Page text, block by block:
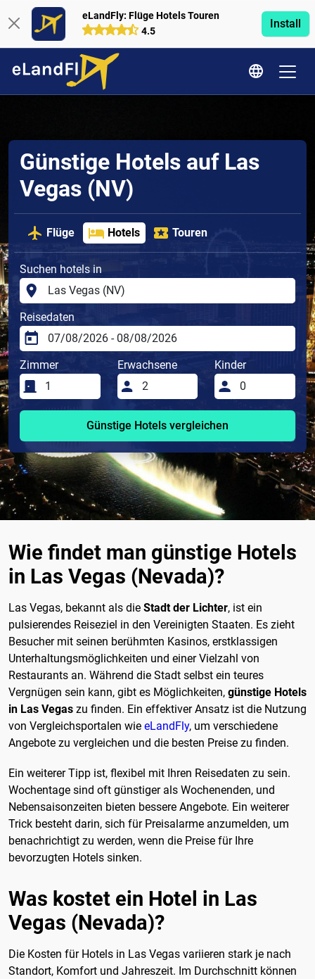
eLandFly: Flüge Hotels Touren
4.5
Install
Günstige Hotels auf Las
Vegas (NV)
Flüge Hotels Touren
Suchen hotels in
Reisedaten
Zimmer Erwachsene Kinder
Günstige Hotels vergleichen
Wie findet man günstige Hotels
in Las Vegas (Nevada)?
Las Vegas, bekannt als die Stadt der Lichter, ist ein
pulsierendes Reiseziel in den Vereinigten Staaten. Es zieht
Besucher mit seinen berühmten Kasinos, erstklassigen
Unterhaltungsmöglichkeiten und einer Vielzahl von
Restaurants an. Während die Stadt selbst ein teures
Vergnügen sein kann, gibt es Möglichkeiten, günstige Hotels
in Las Vegas zu finden. Ein effektiver Ansatz ist die Nutzung
von Vergleichsportalen wie eLandFly, um verschiedene
Angebote zu vergleichen und die besten Preise zu finden.
Ein weiterer Tipp ist, flexibel mit Ihren Reisedaten zu sein.
Wochentage sind oft günstiger als Wochenenden, und
Nebensaisonzeiten bieten bessere Angebote. Ein weiterer
Trick besteht darin, sich für Preisalarme anzumelden, um
benachrichtigt zu werden, wenn die Preise für Ihre
bevorzugten Hotels sinken.
Was kostet ein Hotel in Las
Vegas (Nevada)?
Die Kosten für Hotels in Las Vegas variieren stark je nach
Standort, Komfort und Jahreszeit. Im Durchschnitt können